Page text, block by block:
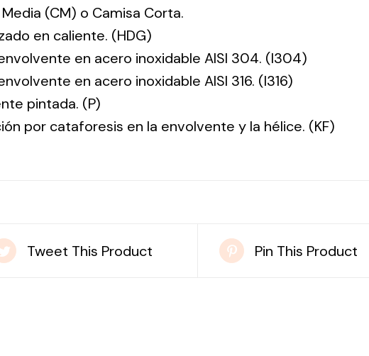
Media (CM) o Camisa Corta.
en caliente. (HDG)
en acero inoxidable AISI 304. (I304)
en acero inoxidable AISI 316. (I316)
pintada. (P)
por cataforesis en la envolvente y la hélice. (KF)
Tweet This Product Pin This Product